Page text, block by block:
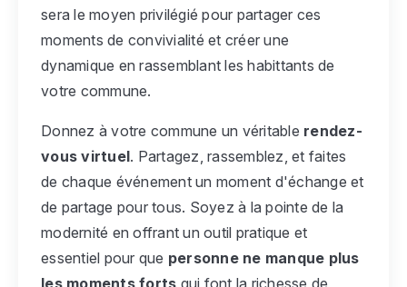
sera le moyen privilégié pour partager ces
moments de convivialité et créer une
dynamique en rassemblant les habittants de
votre commune.
Donnez à votre commune un véritable rendez-
vous virtuel. Partagez, rassemblez, et faites
de chaque événement un moment d'échange et
de partage pour tous. Soyez à la pointe de la
modernité en offrant un outil pratique et
essentiel pour que personne ne manque plus